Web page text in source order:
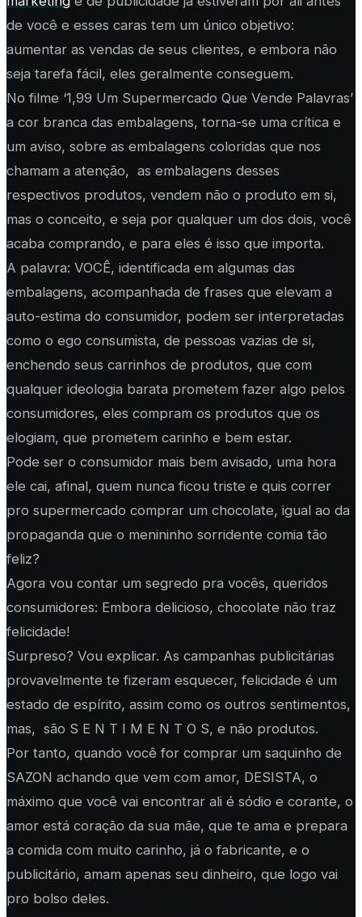
de você e esses caras tem um único objetivo:
aumentar as vendas de seus clientes, e embora não
seja tarefa fácil, eles geralmente conseguem.
No filme ‘1,99 Um Supermercado Que Vende Palavras’
a cor branca das embalagens, torna-se uma crítica e
um aviso, sobre as embalagens coloridas que nos
chamam a atenção, as embalagens desses
respectivos produtos, vendem não o produto em si,
mas o conceito, e seja por qualquer um dos dois, você
acaba comprando, e para eles é isso que importa.
A palavra: VOCÊ, identificada em algumas das
embalagens, acompanhada de frases que elevam a
auto-estima do consumidor, podem ser interpretadas
como o ego consumista, de pessoas vazias de si,
enchendo seus carrinhos de produtos, que com
qualquer ideologia barata prometem fazer algo pelos
consumidores, eles compram os produtos que os
elogiam, que prometem carinho e bem estar.
Pode ser o consumidor mais bem avisado, uma hora
ele cai, afinal, quem nunca ficou triste e quis correr
pro supermercado comprar um chocolate, igual ao da
propaganda que o menininho sorridente comia tão
feliz?
Agora vou contar um segredo pra vocês, queridos
consumidores: Embora delicioso, chocolate não traz
felicidade!
Surpreso? Vou explicar. As campanhas publicitárias
provavelmente te fizeram esquecer, felicidade é um
estado de espírito, assim como os outros sentimentos,
mas, são S E N T I M E N T O S, e não produtos.
Por tanto, quando você for comprar um saquinho de
SAZON achando que vem com amor, DESISTA, o
máximo que você vai encontrar ali é sódio e corante, o
amor está coração da sua mãe, que te ama e prepara
a comida com muito carinho, já o fabricante, e o
publicitário, amam apenas seu dinheiro, que logo vai
pro bolso deles.